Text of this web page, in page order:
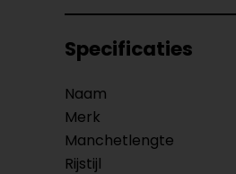
Specificaties
Naam
Merk
Manchetlengte
Rijstijl